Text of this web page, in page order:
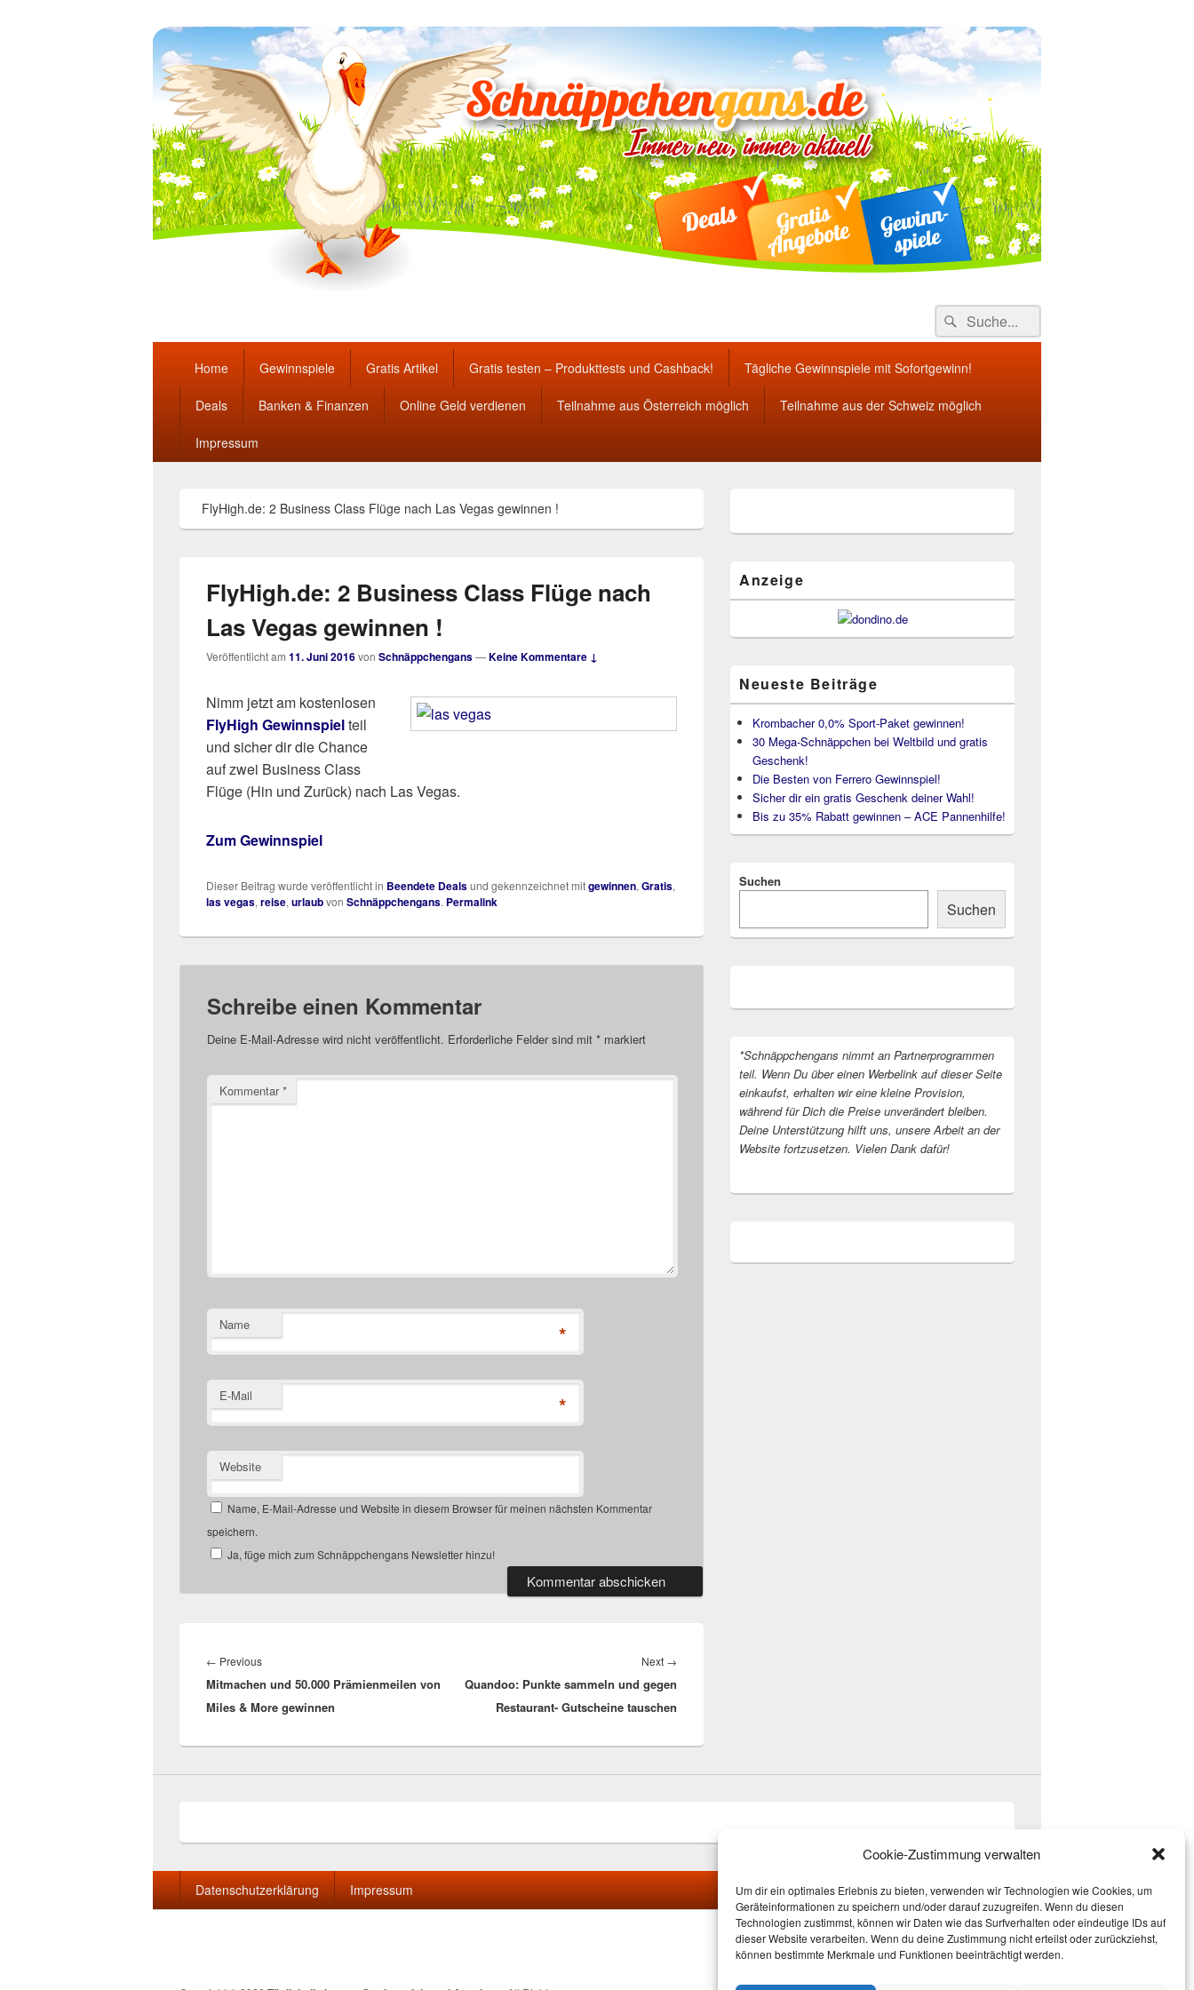
Cookie-Zustimmung verwalten
Um dir ein optimales Erlebnis zu bieten, verwenden wir Technologien wie Cookies, um
Geräteinformationen zu speichern und/oder darauf zuzugreifen. Wenn du diesen
Technologien zustimmst, können wir Daten wie das Surfverhalten oder eindeutige IDs auf
dieser Website verarbeiten. Wenn du deine Zustimmung nicht erteilst oder zurückziehst,
können bestimmte Merkmale und Funktionen beeinträchtigt werden.
Täglich die besten Gewinnspiele und Angebote
Search
for:
Suche
Home Gewinnspiele Gratis Artikel Gratis testen – Produkttests und Cashback! Tägliche Gewinnspiele mit Sofortgewinn!
Deals Banken & Finanzen Online Geld verdienen Teilnahme aus Österreich möglich Teilnahme aus der Schweiz möglich
Impressum
FlyHigh.de: 2 Business Class Flüge nach Las Vegas gewinnen !
FlyHigh.de: 2 Business Class Flüge nach
Las Vegas gewinnen !
Veröffentlicht am 11. Juni 2016von Schnäppchengans—Keine Kommentare ↓
Nimm jetzt am kostenlosen
FlyHigh Gewinnspielteil
und sicher dir die Chance
auf zwei Business Class
Flüge (Hin und Zurück) nach Las Vegas.
Zum Gewinnspiel
Dieser Beitrag wurde veröffentlicht in Beendete Dealsund gekennzeichnet mitgewinnen, Gratis,
las vegas, reise, urlaubvon Schnäppchengans. Permalink
Schreibe einen Kommentar
Deine E-Mail-Adresse wird nicht veröffentlicht. Erforderliche Felder sind mit * markiert
Kommentar*
Name *
E-Mail *
Website
Name, E-Mail-Adresse und Website in diesem Browser für meinen nächsten Kommentar
speichern.
Ja, füge mich zum Schnäppchengans Newsletter hinzu!
← PreviousPrevious
post:
Mitmachen und 50.000 Prämienmeilen von
Miles & More gewinnen
Next →
Quandoo: Punkte sammeln und gegen
Restaurant- Gutscheine tauschen
Widget-
Anzeige
Neueste Beiträge
Krombacher 0,0% Sport-Paket gewinnen!
30 Mega-Schnäppchen bei Weltbild und gratis
Geschenk!
Die Besten von Ferrero Gewinnspiel!
Sicher dir ein gratis Geschenk deiner Wahl!
Bis zu 35% Rabatt gewinnen – ACE Pannenhilfe!
Suchen
Suchen
*Schnäppchengans nimmt an Partnerprogrammen
teil. Wenn Du über einen Werbelink auf dieser Seite
einkaufst, erhalten wir eine kleine Provision,
während für Dich die Preise unverändert bleiben.
Deine Unterstützung hilft uns, unsere Arbeit an der
Website fortzusetzen. Vielen Dank dafür!
Seitenfuß-
Menü Datenschutzerklärung Impressum